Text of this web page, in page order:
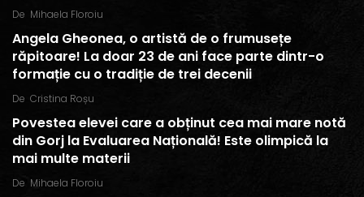
De Mihaela Floroiu
Angela Gheonea, o artistă de o frumusețe
răpitoare! La doar 23 de ani face parte dintr-o
formație cu o tradiție de trei decenii
De Cristina Roșu
Povestea elevei care a obținut cea mai mare notă
din Gorj la Evaluarea Națională! Este olimpică la
mai multe materii
De Mihaela Floroiu